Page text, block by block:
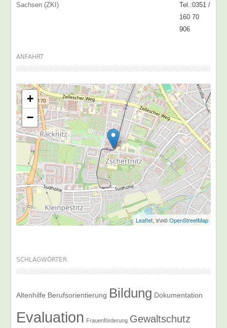
Sachsen (ZKI)
Tel.:0351 /
160 70
906
ANFAHRT
+
−
Leaflet, \r\n©OpenStreetMap
SCHLAGWÖRTER
Altenhilfe Berufsorientierung Bildung Dokumentation
Evaluation Frauenförderung Gewaltschutz